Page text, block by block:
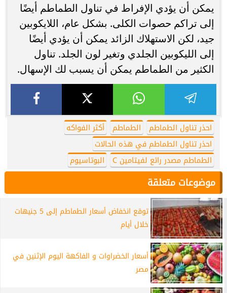
يمكن أن يؤدي الإفراط في تناول الطماطم أيضًا
إلى تراكم حصوات الكلى. بشكل عام، اللايكوبين
جيد، لكن الاستهلاك الزائد يمكن أن يؤدي أيضًا
إلى الليكوبين الجلدي وتغير لون الجلد. تناول
الكثير من الطماطم يمكن أن يسبب لك الإسهال.
احذر تناول الطماطم الطماطم
أكثر الفواكه
احذر تناول الطماطم في هذه الحالات
الطماطم مصدر رائع لفيتامين C
البوتاسيوم
موضوعات متعلقة
توقع انخفاض أسعار الطماطم إلى 5 جنيهات
خلال أيام
أسعار الخضراوات و الفاكهة اليوم الإثنين في
مصر